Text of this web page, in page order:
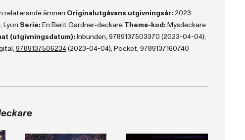
relaterande ämnen Originalutgåvans utgivningsår: 2023
Lyon Serie: En Berit Gardner-deckare Thema-kod: Mysdeckare
(utgivningsdatum): Inbunden, 9789137503370 (2023-04-04);
9789137506234(2023-04-04); Pocket, 9789137160740